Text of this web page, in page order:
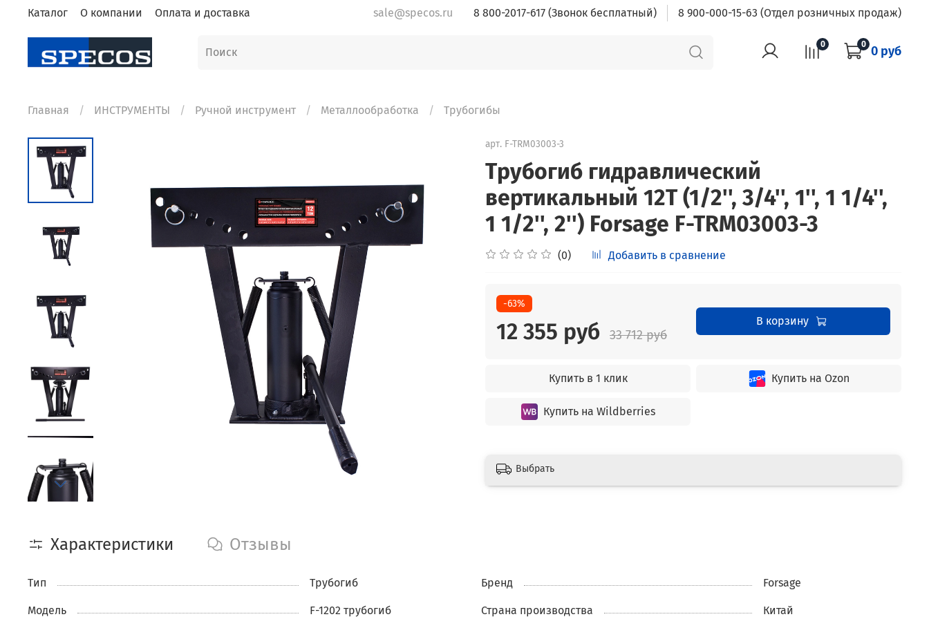
Каталог О компании Оплата и доставка sale@specos.ru 8 800-2017-617 (Звонок бесплатный) 8 900-000-15-63 (Отдел розничных продаж)
0 0 0 руб
Главная ИНСТРУМЕНТЫ Ручной инструмент Металлообработка Трубогибы
арт. F-TRM03003-3
Трубогиб гидравлический
вертикальный 12Т (1/2'', 3/4'', 1'', 1 1/4'',
1 1/2'', 2'') Forsage F-TRM03003-3
(0) Добавить в сравнение
-63%
12 355 руб 33 712 руб
В корзину
Купить в 1 клик Купить на Ozon
Купить на Wildberries
Выбрать
Характеристики Отзывы
Тип Трубогиб Бренд Forsage
Модель F-1202 трубогиб Страна производства Китай